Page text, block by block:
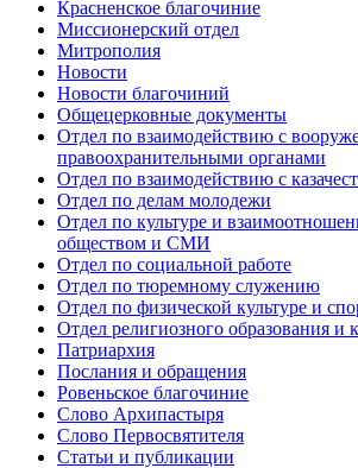
Красненское благочиние
Миссионерский отдел
Митрополия
Новости
Новости благочиний
Общецерковные документы
Отдел по взаимодействию с
правоохранительными органами
Отдел по взаимодействию с
Отдел по делам молодежи
Отдел по культуре и
обществом и СМИ
Отдел по социальной работе
Отдел по тюремному служению
Отдел по физической культуре и
Отдел религиозного образования и
Патриархия
Послания и обращения
Ровеньское благочиние
Слово Архипастыря
Слово Первосвятителя
Статьи и публикации